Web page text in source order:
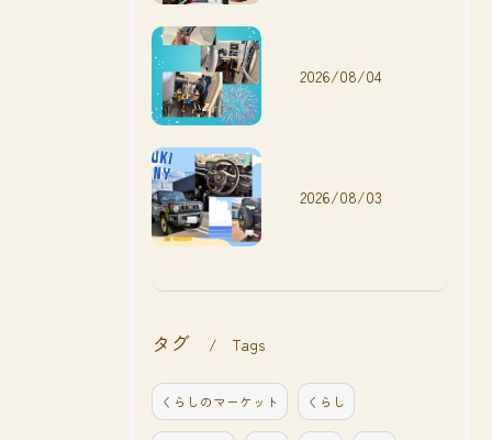
2026/08/04
2026/08/03
タグ Tags
くらしのマーケット くらし